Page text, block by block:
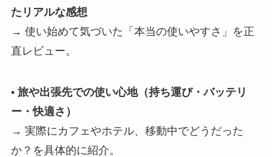
たリアルな感想
→ 使い始めて気づいた「本当の使いやすさ」を正
直レビュー。
• 旅や出張先での使い心地（持ち運び・バッテリ
ー・快適さ）
→ 実際にカフェやホテル、移動中でどうだった
か？を具体的に紹介。